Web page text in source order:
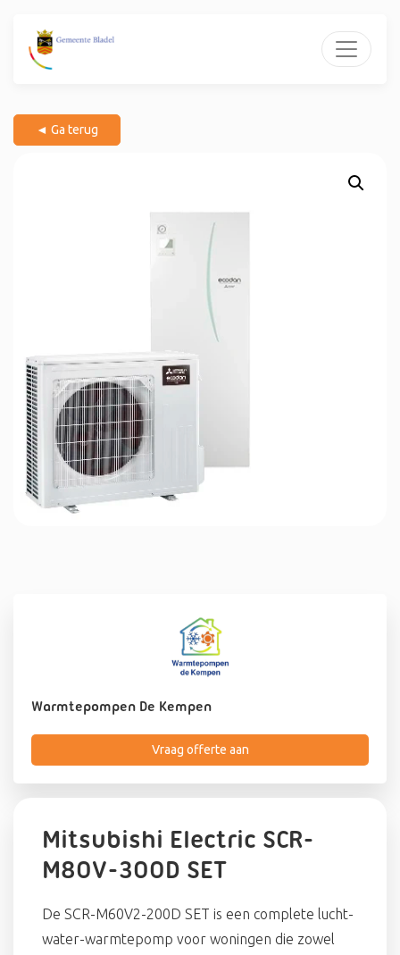
◄ Ga terug
Warmtepompen De Kempen
Vraag offerte aan
Mitsubishi Electric SCR-
M80V-300D SET
De SCR-M60V2-200D SET is een complete lucht-
water-warmtepomp voor woningen die zowel